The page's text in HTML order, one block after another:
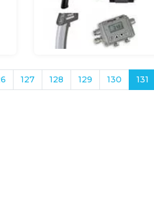
127 128 129 130 131